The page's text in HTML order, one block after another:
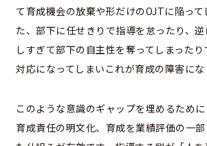
て育成機会の放棄や形だけのOJTに陥って
た、部下に任せきりで指導を怠ったり、
しすぎて部下の自主性を奪ってしまった
対応になってしまいこれが育成の障害にな
このような意識のギャップを埋めるため
育成責任の明文化、育成を業績評価の一